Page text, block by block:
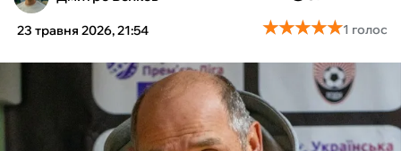
ТЕНІС
КІБЕРСПОРТ
23 травня 2026, 21:54 ★★★★★
★★★★★1 голос